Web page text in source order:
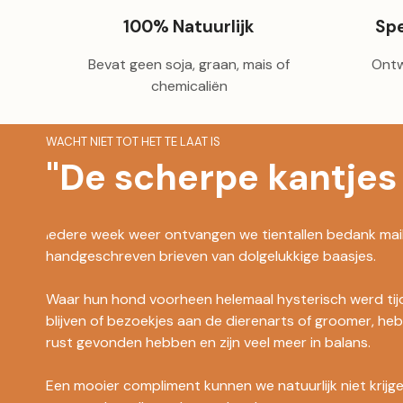
100% Natuurlijk
Bevat geen soja, graan, mais of
chemicaliën
WACHT NIET TOT HET TE LAAT IS
"De scherpe
Iedere week weer ontvangen we tientallen bedank
handgeschreven brieven van dolgelukkige baasjes.
Waar hun hond voorheen helemaal hysterisch werd
blijven of bezoekjes aan de dierenarts of groomer,
rust gevonden hebben en zijn veel meer in balans.
Een mooier compliment kunnen we natuurlijk niet